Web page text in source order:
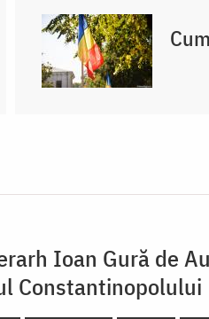
Ioan Gură de
Constantinopolului